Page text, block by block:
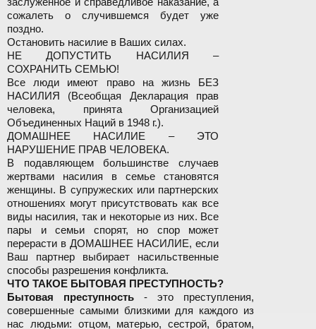
сожалеть о случившемся будет уже
поздно.
Остановить насилие в Ваших силах.
НЕ ДОПУСТИТЬ НАСИЛИЯ –
СОХРАНИТЬ СЕМЬЮ!
Все люди имеют право на жизнь БЕЗ
НАСИЛИЯ (Всеобщая Декларация прав
человека, принята Организацией
Объединенных Наций в 1948 г.).
ДОМАШНЕЕ НАСИЛИЕ – ЭТО
НАРУШЕНИЕ ПРАВ ЧЕЛОВЕКА.
В подавляющем большинстве случаев
жертвами насилия в семье становятся
женщины. В супружеских или партнерских
отношениях могут присутствовать как все
виды насилия, так и некоторые из них. Все
пары и семьи спорят, но спор может
перерасти в ДОМАШНЕЕ НАСИЛИЕ, если
Ваш партнер выбирает насильственные
способы разрешения конфликта.
ЧТО ТАКОЕ БЫТОВАЯ ПРЕСТУПНОСТЬ?
Бытовая преступность - это преступления,
совершенные самыми близкими для каждого из
нас людьми: отцом, матерью, сестрой, братом,